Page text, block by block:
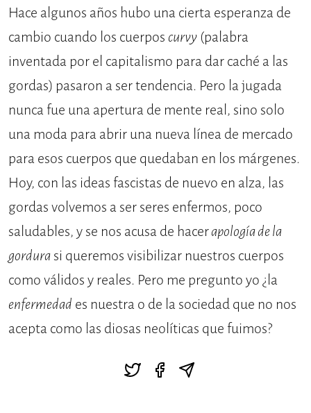
Hace algunos años hubo una cierta esperanza de
cambio cuando los cuerpos curvy (palabra
inventada por el capitalismo para dar caché a las
gordas) pasaron a ser tendencia. Pero la jugada
nunca fue una apertura de mente real, sino solo
una moda para abrir una nueva línea de mercado
para esos cuerpos que quedaban en los márgenes.
Hoy, con las ideas fascistas de nuevo en alza, las
gordas volvemos a ser seres enfermos, poco
saludables, y se nos acusa de hacerapología de la
gordurasi queremos visibilizar nuestros cuerpos
como válidos y reales. Pero me pregunto yo ¿la
enfermedad es nuestra o de la sociedad que no nos
acepta como las diosas neolíticas que fuimos?